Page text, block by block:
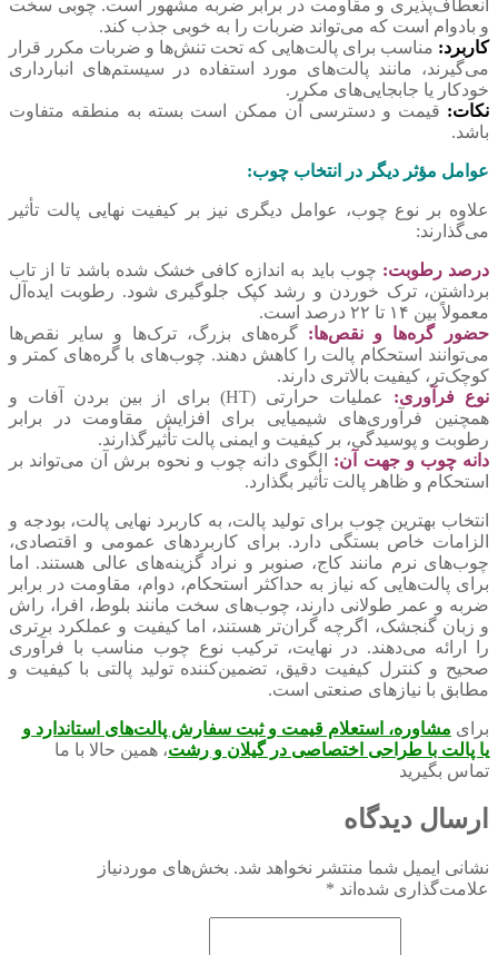
انعطاف‌پذیری و مقاومت در برابر ضربه مشهور است. چوبی سخت
و بادوام است که می‌تواند ضربات را به خوبی جذب کند.
کاربرد: مناسب برای پالت‌هایی که تحت تنش‌ها و ضربات مکرر قرار
می‌گیرند، مانند پالت‌های مورد استفاده در سیستم‌های انبارداری
خودکار یا جابجایی‌های مکرر.
نکات: قیمت و دسترسی آن ممکن است بسته به منطقه متفاوت
باشد.
عوامل مؤثر دیگر در انتخاب چوب:
علاوه بر نوع چوب، عوامل دیگری نیز بر کیفیت نهایی پالت تأثیر
می‌گذارند:
درصد رطوبت: چوب باید به اندازه کافی خشک شده باشد تا از تاب
برداشتن، ترک خوردن و رشد کپک جلوگیری شود. رطوبت ایده‌آل
معمولاً بین ۱۴ تا ۲۲ درصد است.
حضور گره‌ها و نقص‌ها: گره‌های بزرگ، ترک‌ها و سایر نقص‌ها
می‌توانند استحکام پالت را کاهش دهند. چوب‌های با گره‌های کمتر و
کوچک‌تر، کیفیت بالاتری دارند.
نوع فرآوری:
عملیات حرارتی (HT) برای از بین بردن آفات و
همچنین فرآوری‌های شیمیایی برای افزایش مقاومت در برابر
رطوبت و پوسیدگی، بر کیفیت و ایمنی پالت تأثیرگذارند.
دانه چوب و جهت آن: الگوی دانه چوب و نحوه برش آن می‌تواند بر
استحکام و ظاهر پالت تأثیر بگذارد.
انتخاب بهترین چوب برای تولید پالت، به کاربرد نهایی پالت، بودجه و
الزامات خاص بستگی دارد. برای کاربردهای عمومی و اقتصادی،
چوب‌های نرم مانند کاج، صنوبر و نراد گزینه‌های عالی هستند. اما
برای پالت‌هایی که نیاز به حداکثر استحکام، دوام، مقاومت در برابر
ضربه و عمر طولانی دارند، چوب‌های سخت مانند بلوط، افرا، راش
و زبان گنجشک، اگرچه گران‌تر هستند، اما کیفیت و عملکرد برتری
را ارائه می‌دهند. در نهایت، ترکیب نوع چوب مناسب با فرآوری
صحیح و کنترل کیفیت دقیق، تضمین‌کننده تولید پالتی با کیفیت و
مطابق با نیازهای صنعتی است.
برای مشاوره، استعلام قیمت و ثبت سفارش پالت‌های استاندارد و
یا پالت با طراحی اختصاصی در گیلان و رشت، همین حالا با ما
تماس بگیرید
ارسال دیدگاه
نشانی ایمیل شما منتشر نخواهد شد. بخش‌های موردنیاز
علامت‌گذاری شده‌اند *